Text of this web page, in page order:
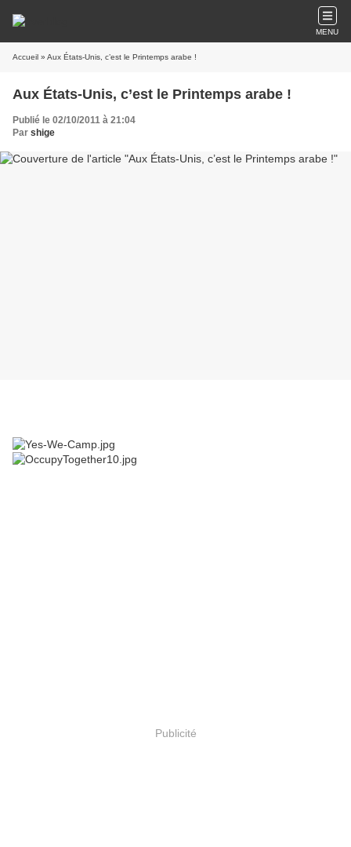
MENU
Accueil » Aux États-Unis, c’est le Printemps arabe !
Aux États-Unis, c’est le Printemps arabe !
Publié le 02/10/2011 à 21:04
Par shige
Publicité